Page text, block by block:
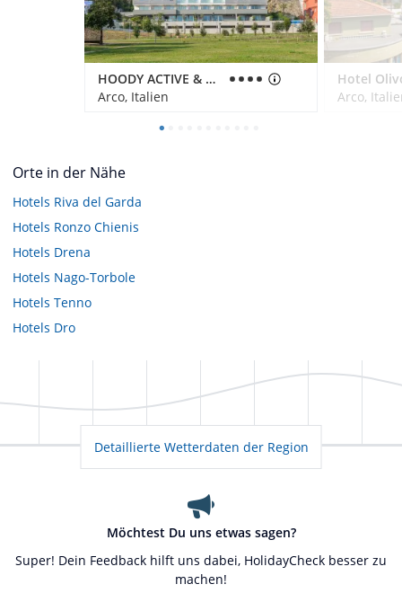
HOODY ACTIVE & HAPPINESS HOTEL
Arco, Italien
Hotel
Arco,
Orte in der Nähe
Hotels Riva del Garda
Hotels Ronzo Chienis
Hotels Drena
Hotels Nago-Torbole
Hotels Tenno
Hotels Dro
Detaillierte Wetterdaten der Region
Möchtest Du uns etwas sagen?
Super! Dein Feedback hilft uns dabei, HolidayCheck besser zu
machen!